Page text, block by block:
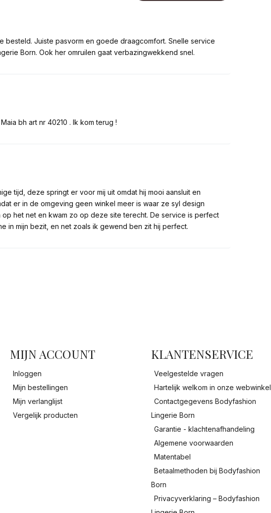
besteld. Juiste pasvorm en goede draagcomfort. Snelle service
Born. Ook her omruilen gaat verbazingwekkend snel.
bh art nr 40210 . Ik kom terug !
tijd, deze springt er voor mij uit omdat hij mooi aansluit en
er in de omgeving geen winkel meer is waar ze syl design
het net en kwam zo op deze site terecht. De service is perfect
in mijn bezit, en net zoals ik gewend ben zit hij perfect.
MIJN ACCOUNT
Inloggen
Mijn bestellingen
Mijn verlanglijst
Vergelijk producten
KLANTENSERVICE
Veelgestelde vragen
Hartelijk welkom in onze webwinkel
Contactgegevens Bodyfashion
Lingerie Born
Garantie - klachtenafhandeling
Algemene voorwaarden
Matentabel
Betaalmethoden bij Bodyfashion
Born
Privacyverklaring – Bodyfashion